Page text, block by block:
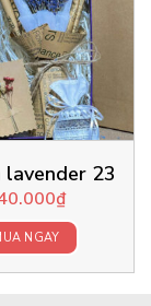
lavender 23
₫
NGAY